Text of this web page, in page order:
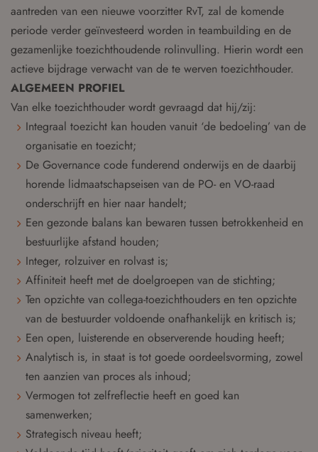
aantreden van een nieuwe voorzitter RvT, zal de komende
periode verder geïnvesteerd worden in teambuilding en de
gezamenlijke toezichthoudende rolinvulling. Hierin wordt een
actieve bijdrage verwacht van de te werven toezichthouder.
ALGEMEEN PROFIEL
Van elke toezichthouder wordt gevraagd dat hij/zij:
Integraal toezicht kan houden vanuit ‘de bedoeling’ van de
organisatie en toezicht;
De Governance code funderend onderwijs en de daarbij
horende lidmaatschapseisen van de PO- en VO-raad
onderschrijft en hier naar handelt;
Een gezonde balans kan bewaren tussen betrokkenheid en
bestuurlijke afstand houden;
Integer, rolzuiver en rolvast is;
Affiniteit heeft met de doelgroepen van de stichting;
Ten opzichte van collega-toezichthouders en ten opzichte
van de bestuurder voldoende onafhankelijk en kritisch is;
Een open, luisterende en observerende houding heeft;
Analytisch is, in staat is tot goede oordeelsvorming, zowel
ten aanzien van proces als inhoud;
Vermogen tot zelfreflectie heeft en goed kan
samenwerken;
Strategisch niveau heeft;